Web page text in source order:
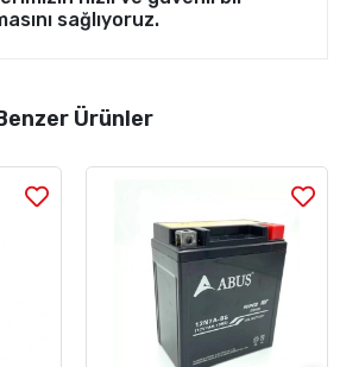
sağlıyoruz.
Ürünler